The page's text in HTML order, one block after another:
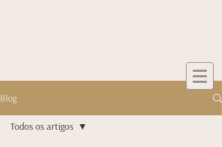
Blog
Todos os artigos